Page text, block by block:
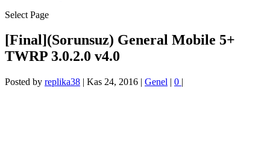
Select Page
[Final](Sorunsuz) General Mobile 5+
TWRP 3.0.2.0 v4.0
Posted by replika38 | Kas 24, 2016 | Genel | 0 |